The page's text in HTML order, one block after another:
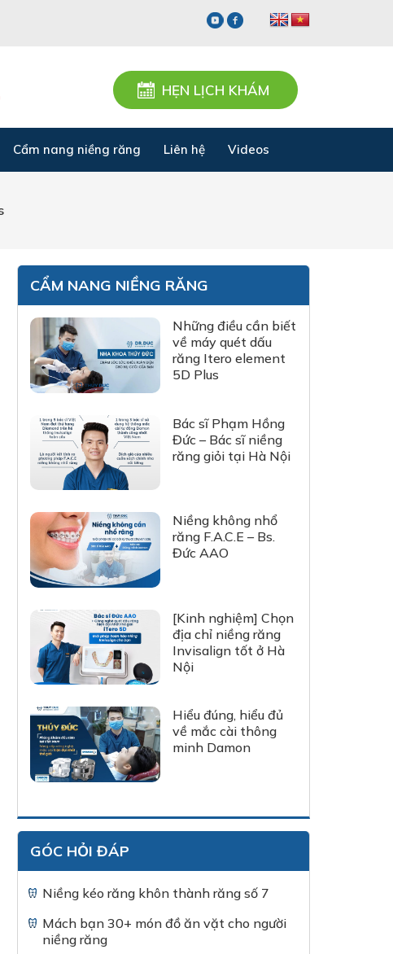
HẸN LỊCH KHÁM
Cẩm nang niềng răng Liên hệ Videos
CẨM NANG NIỀNG RĂNG
Những điều cần biết
về máy quét dấu
răng Itero element
5D Plus
Bác sĩ Phạm Hồng
Đức – Bác sĩ niềng
răng giỏi tại Hà Nội
Niềng không nhổ
răng F.A.C.E – Bs.
Đức AAO
[Kinh nghiệm] Chọn
địa chỉ niềng răng
Invisalign tốt ở Hà
Nội
Hiểu đúng, hiểu đủ
về mắc cài thông
minh Damon
GÓC HỎI ĐÁP
Niềng kéo răng khôn thành răng số 7
Mách bạn 30+ món đồ ăn vặt cho người
niềng răng